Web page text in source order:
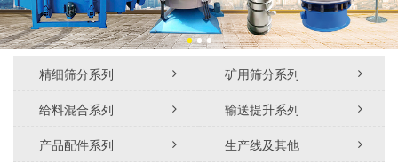
精细筛分系列
矿用筛分系列
给料混合系列
输送提升系列
产品配件系列
生产线及其他